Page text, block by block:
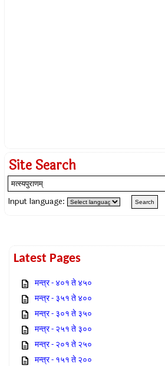
Site Search
Input language:
Latest Pages
मन्त्र - ४०१ ते ४५०
मन्त्र - ३५१ ते ४००
मन्त्र - ३०१ ते ३५०
मन्त्र - २५१ ते ३००
मन्त्र - २०१ ते २५०
मन्त्र - १५१ ते २००